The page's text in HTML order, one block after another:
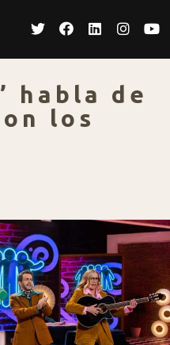
habla de
los